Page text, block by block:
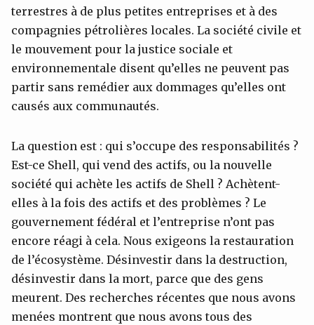
terrestres à de plus petites entreprises et à des
compagnies pétrolières locales. La société civile et
le mouvement pour la justice sociale et
environnementale disent qu’elles ne peuvent pas
partir sans remédier aux dommages qu’elles ont
causés aux communautés.
La question est : qui s’occupe des responsabilités ?
Est-ce Shell, qui vend des actifs, ou la nouvelle
société qui achète les actifs de Shell ? Achètent-
elles à la fois des actifs et des problèmes ? Le
gouvernement fédéral et l’entreprise n’ont pas
encore réagi à cela. Nous exigeons la restauration
de l’écosystème. Désinvestir dans la destruction,
désinvestir dans la mort, parce que des gens
meurent. Des recherches récentes que nous avons
menées montrent que nous avons tous des